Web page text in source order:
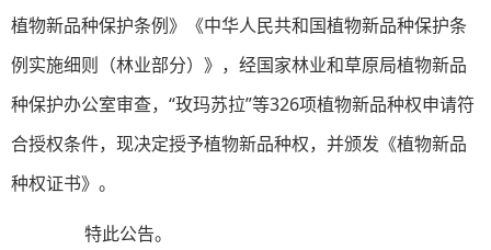
植物新品种保护条例》《中华人民共和国植物新品种保护条
例实施细则（林业部分）》，经国家林业和草原局植物新品
种保护办公室审查，“玫玛苏拉”等326项植物新品种权申请符
合授权条件，现决定授予植物新品种权，并颁发《植物新品
种权证书》。
特此公告。